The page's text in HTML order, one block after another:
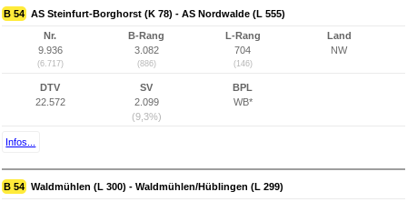
B 54 AS Steinfurt-Borghorst (K 78) - AS Nordwalde (L 555)
Nr.
9.936
(6.717)
B-Rang
3.082
(886)
L-Rang
704
(146)
Land
NW
DTV
22.572
SV
2.099
(9,3%)
BPL
WB*
Infos...
B 54 Waldmühlen (L 300) - Waldmühlen/Hüblingen (L 299)